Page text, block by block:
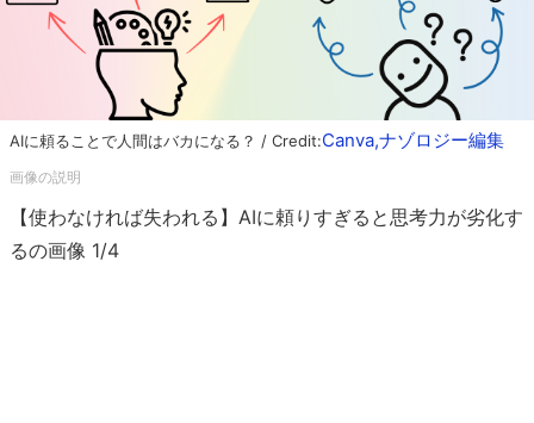
AIに頼ることで人間はバカになる？ / Credit:Canva,ナゾロジー編集
【使わなければ失われる】AIに頼りすぎると思考力が劣化す
るの画像 1/4